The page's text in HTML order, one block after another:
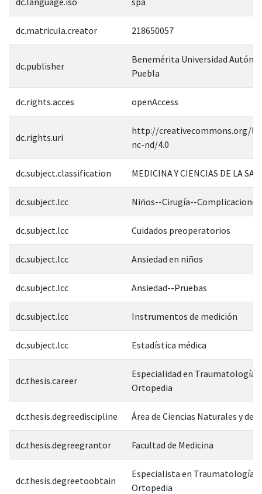
dc.matricula.creator 218650057
dc.publisher
Benemérita Universidad
Puebla
dc.rights.acces openAccess
dc.rights.uri
http://creativecommons.org/
nc-nd/4.0
dc.subject.classification MEDICINA Y CIENCIAS DE LA
dc.subject.lcc Niños--Cirugía--Complicaciones
dc.subject.lcc Cuidados preoperatorios
dc.subject.lcc Ansiedad en niños
dc.subject.lcc Ansiedad--Pruebas
dc.subject.lcc Instrumentos de medición
dc.subject.lcc Estadística médica
dc.thesis.career
Especialidad en Traumatología y
Ortopedia
dc.thesis.degreediscipline Área de Ciencias Naturales y de
dc.thesis.degreegrantor Facultad de Medicina
dc.thesis.degreetoobtain
Especialista en Traumatología y
Ortopedia